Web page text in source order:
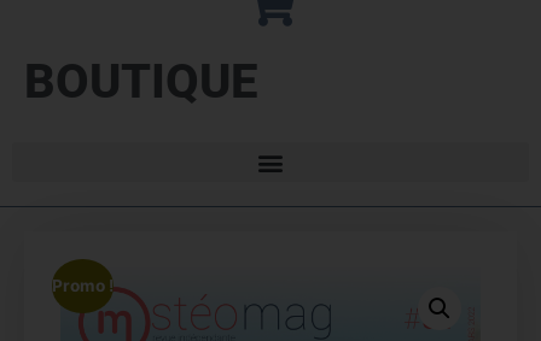
BOUTIQUE
Promo !